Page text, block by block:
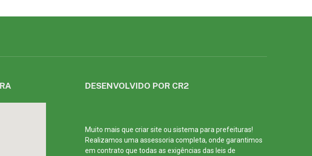
DESENVOLVIDO POR CR2
Muito mais que criar site ou sistema para prefeituras!
Realizamos uma assessoria completa, onde garantimos
em contrato que todas as exigências das leis de